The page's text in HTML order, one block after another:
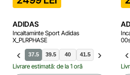
ADIDAS
Incaltaminte Sport Adidas
X_PLRPHASE
37.5 39.5 40 41.5 42
Livrare estimată: de la 1 oră